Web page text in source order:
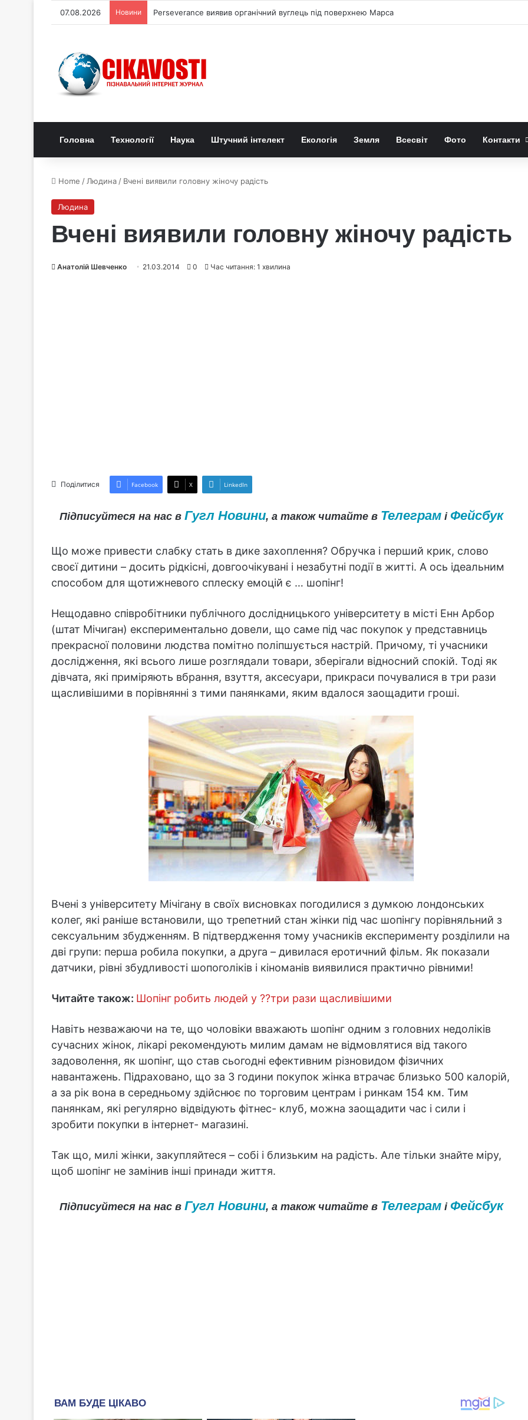
07.08.2026 Новини Perseverance виявив органічний вуглець під поверхнею Марса
Головна Технології Наука Штучний інтелект Екологія Земля Всесвіт Фото Контакти
Home / Людина / Вчені виявили головну жіночу радість
Людина
Вчені виявили головну жіночу радість
Анатолій Шевченко 21.03.2014 0 Час читання: 1 хвилина
Поділитися Facebook X LinkedIn
Підписуйтеся на нас в Гугл Новини, а також читайте в Телеграмі Фейсбук
Що може привести слабку стать в дике захоплення? Обручка і перший крик, слово
своєї дитини – досить рідкісні, довгоочікувані і незабутні події в житті. А ось ідеальним
способом для щотижневого сплеску емоцій є … шопінг!
Нещодавно співробітники публічного дослідницького університету в місті Енн Арбор
(штат Мічиган) експериментально довели, що саме під час покупок у представниць
прекрасної половини людства помітно поліпшується настрій. Причому, ті учасники
дослідження, які всього лише розглядали товари, зберігали відносний спокій. Тоді як
дівчата, які приміряють вбрання, взуття, аксесуари, прикраси почувалися в три рази
щасливішими в порівнянні з тими панянками, яким вдалося заощадити гроші.
Вчені з університету Мічігану в своїх висновках погодилися з думкою лондонських
колег, які раніше встановили, що трепетний стан жінки під час шопінгу порівняльний з
сексуальним збудженням. В підтвердження тому учасників експерименту розділили на
дві групи: перша робила покупки, а друга – дивилася еротичний фільм. Як показали
датчики, рівні збудливості шопоголіків і кіноманів виявилися практично рівними!
Читайте також: Шопінг робить людей у ??три рази щасливішими
Навіть незважаючи на те, що чоловіки вважають шопінг одним з головних недоліків
сучасних жінок, лікарі рекомендують милим дамам не відмовлятися від такого
задоволення, як шопінг, що став сьогодні ефективним різновидом фізичних
навантажень. Підраховано, що за 3 години покупок жінка втрачає близько 500 калорій,
а за рік вона в середньому здійснює по торговим центрам і ринкам 154 км. Тим
панянкам, які регулярно відвідують фітнес- клуб, можна заощадити час і сили і
зробити покупки в інтернет- магазині.
Так що, милі жінки, закупляйтеся – собі і близьким на радість. Але тільки знайте міру,
щоб шопінг не замінив інші принади життя.
Підписуйтеся на нас в Гугл Новини, а також читайте в Телеграмі Фейсбук